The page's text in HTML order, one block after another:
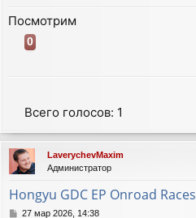
Посмотрим
0
Всего голосов: 1
LaverychevMaxim
Администратор
Hongyu GDC EP Onroad Races
С27 мар 2026, 14:38